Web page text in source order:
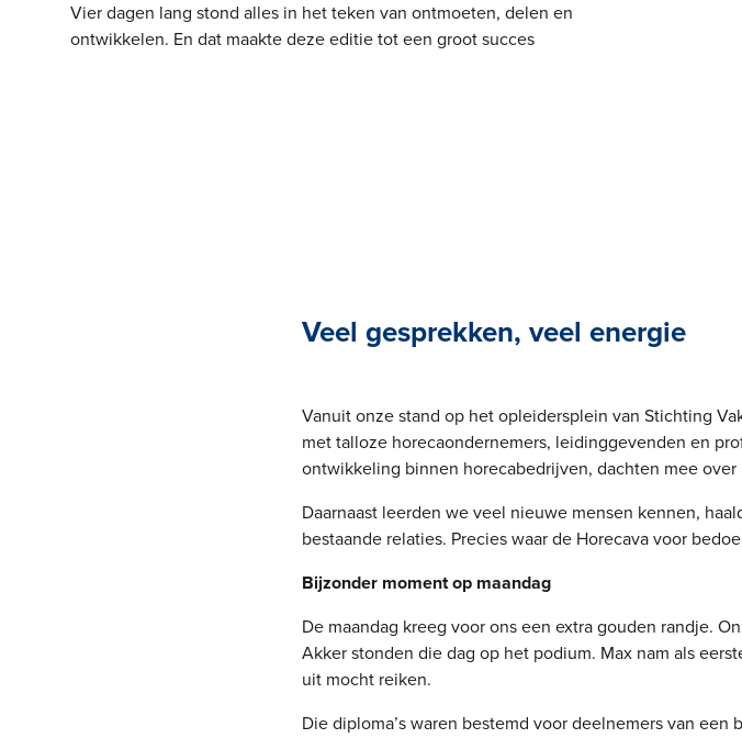
Vier dagen lang stond alles in het teken van ontmoeten, delen en
ontwikkelen. En dat maakte deze editie tot een groot succes
Veel gesprekken, veel energie
Vanuit onze stand op het opleidersplein van Stichting
met talloze horecaondernemers, leidinggevenden en
ontwikkeling binnen horecabedrijven, dachten mee
Daarnaast leerden we veel nieuwe mensen kennen,
bestaande relaties. Precies waar de Horecava voor
Bijzonder moment op maandag
De maandag kreeg voor ons een extra gouden randje.
Akker stonden die dag op het podium. Max nam als
uit mocht reiken.
Die diploma’s waren bestemd voor deelnemers van